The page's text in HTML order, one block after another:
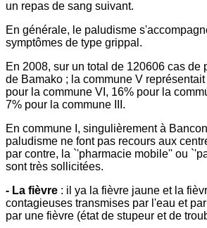
un repas de sang suivant.
En générale, le paludisme
symptômes de type grippal.
En 2008, sur un total de 120606 cas
de Bamako ; la commune V
pour la commune VI, 16% pour la
7% pour la commune III.
En commune I, singulièrement à
paludisme ne font pas recours aux
par contre, la `'pharmacie mobile'' ou
sont très sollicitées.
- La fièvre : il ya la fièvre jaune et la
contagieuses transmises par l'eau et
par une fièvre (état de stupeur et de